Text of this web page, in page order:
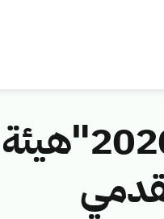
بحسب نتائج تقرير مقياس في الربع الأخير من عام 2020"هيئة